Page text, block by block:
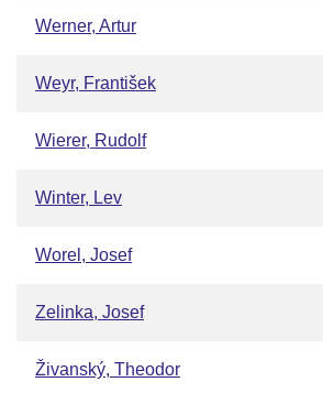
Werner, Artur
Weyr, František
Wierer, Rudolf
Winter, Lev
Worel, Josef
Zelinka, Josef
Živanský, Theodor